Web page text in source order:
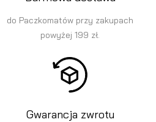
do Paczkomatów przy zakupach
powyżej 199 zł.
Gwarancja zwrotu